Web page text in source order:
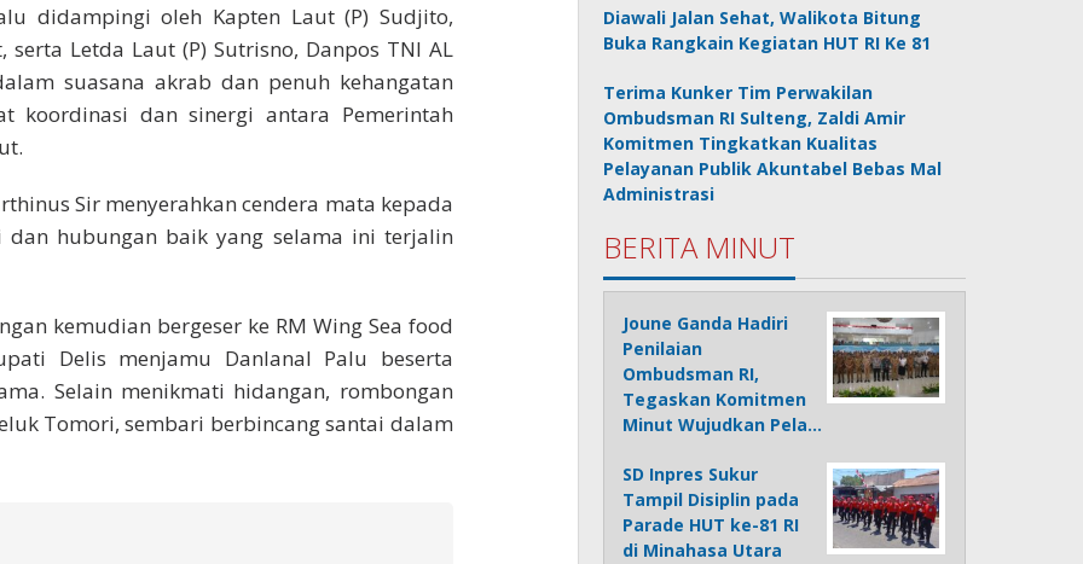
didampingi oleh Kapten Laut (P) Sudjito,
Letda Laut (P) Sutrisno, Danpos TNI AL
suasana akrab dan penuh kehangatan
koordinasi dan sinergi antara Pemerintah
Sir menyerahkan cendera mata kepada
hubungan baik yang selama ini terjalin
kemudian bergeser ke RM Wing Sea food
Delis menjamu Danlanal Palu beserta
Selain menikmati hidangan, rombongan
Tomori, sembari berbincang santai dalam
Diawali Jalan Sehat, Walikota Bitung
Buka Rangkain Kegiatan HUT RI Ke 81
Terima Kunker Tim Perwakilan
Ombudsman RI Sulteng, Zaldi Amir
Komitmen Tingkatkan Kualitas
Pelayanan Publik Akuntabel Bebas Mal
Administrasi
BERITA MINUT
Joune Ganda Hadiri
Penilaian
Ombudsman RI,
Tegaskan Komitmen
Minut Wujudkan Pela…
SD Inpres Sukur
Tampil Disiplin pada
Parade HUT ke-81 RI
di Minahasa Utara